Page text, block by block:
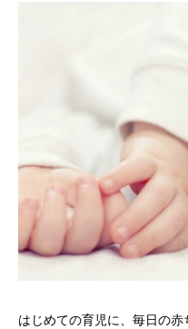
はじめての育児に、毎日の